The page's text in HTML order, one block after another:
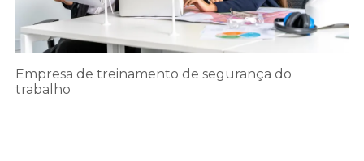
Empresa de treinamento de segurança do
trabalho